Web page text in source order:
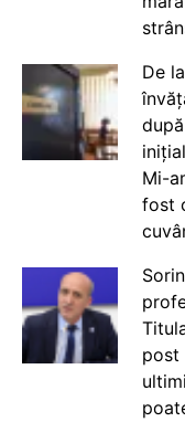
De
Mi-
fost
post